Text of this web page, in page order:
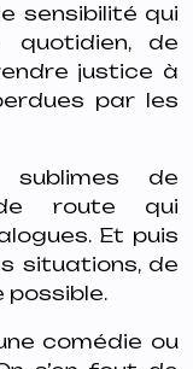
sensibilité qui
de
justice à
par les
de
route qui
Et puis
situations, de
possible.
comédie ou